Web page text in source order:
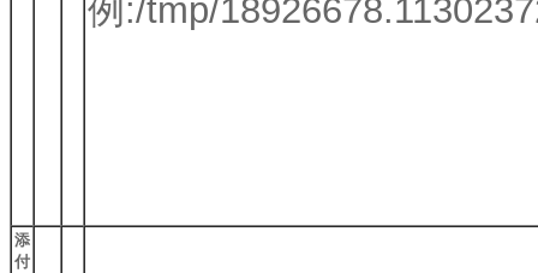
例:/tmp/
添
付